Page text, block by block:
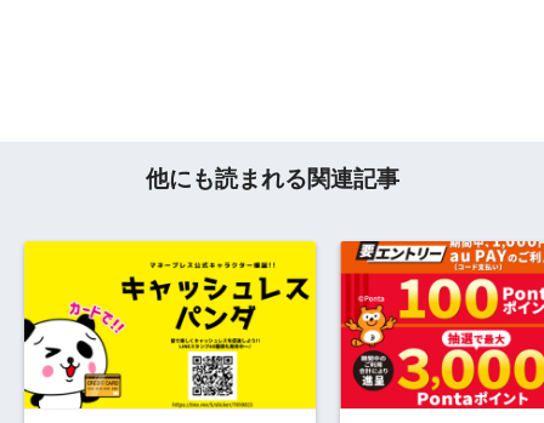
他にも読まれる関連記事